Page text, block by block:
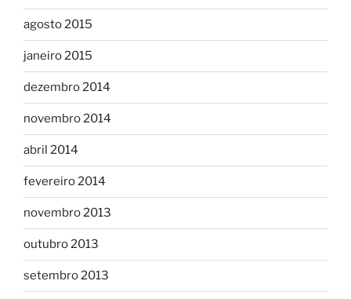
agosto 2015
janeiro 2015
dezembro 2014
novembro 2014
abril 2014
fevereiro 2014
novembro 2013
outubro 2013
setembro 2013